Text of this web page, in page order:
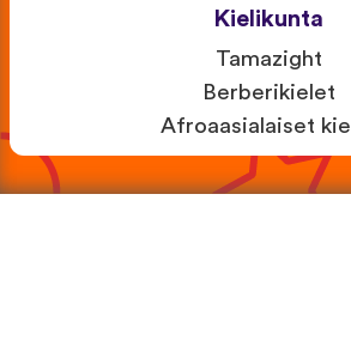
Kielikunta
Tamazight
Berberikielet
Afroaasialaiset